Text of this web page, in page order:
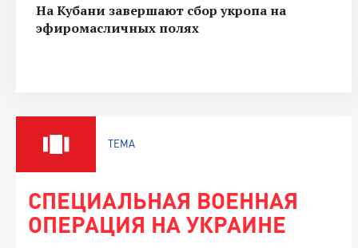
На Кубани завершают сбор укропа на
эфиромасличных полях
ТЕМА
СПЕЦИАЛЬНАЯ ВОЕННАЯ
ОПЕРАЦИЯ НА УКРАИНЕ